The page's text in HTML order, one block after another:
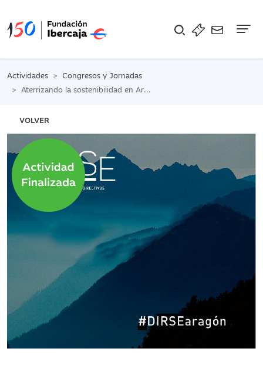
Actividades
Congresos y Jornadas
Aterrizando la sostenibilidad en Aragón
VOLVER